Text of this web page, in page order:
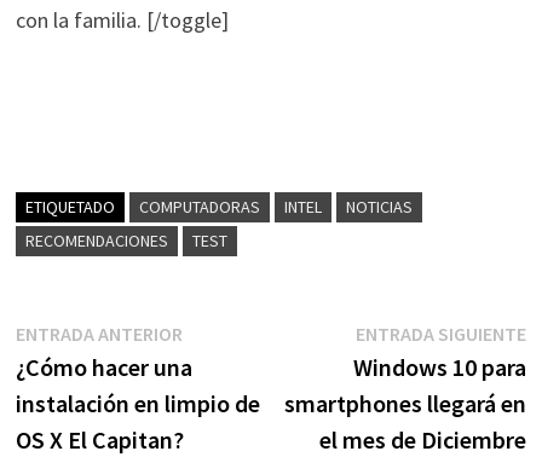
con la familia. [/toggle]
ETIQUETADO COMPUTADORAS INTEL
NOTICIAS
RECOMENDACIONES
TEST
Navegación
de
entradas
ENTRADA ANTERIOREntrada
anterior:
¿Cómo hacer una
instalación en limpio de
OS X El Capitan?
ENTRADA SIGUIENTE
Windows 10 para
smartphones llegará en
el mes de Diciembre